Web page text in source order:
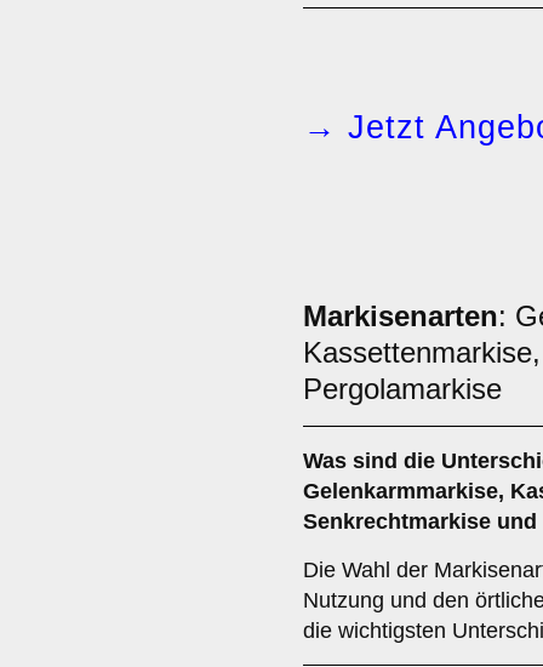
→ Jetzt
Markisenarten:
Pergolamarkise
Was sind die
Gelenkarmmarkise,
Senkrechtmarkise und
Die Wahl der
Nutzung und den
die wichtigsten